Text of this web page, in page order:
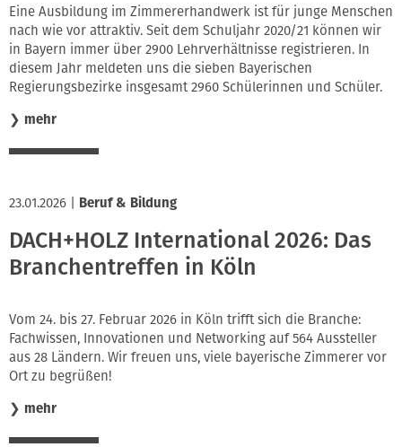
Eine Ausbildung im Zimmererhandwerk ist für junge Menschen
nach wie vor attraktiv. Seit dem Schuljahr 2020/21 können wir
in Bayern immer über 2900 Lehrverhältnisse registrieren. In
diesem Jahr meldeten uns die sieben Bayerischen
Regierungsbezirke insgesamt 2960 Schülerinnen und Schüler.
❯ mehr
23.01.2026 Beruf & Bildung
DACH+HOLZ International 2026: Das
Branchentreffen in Köln
Vom 24. bis 27. Februar 2026 in Köln trifft sich die Branche:
Fachwissen, Innovationen und Networking auf 564 Aussteller
aus 28 Ländern. Wir freuen uns, viele bayerische Zimmerer vor
Ort zu begrüßen!
❯ mehr